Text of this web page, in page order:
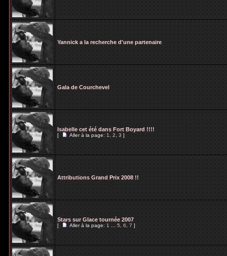
Yannick a la recherche d'une partenaire
Gala de Courchevel
Isabelle cet été dans Fort Boyard !!!!
[ Aller à la page:1,2,3]
Attributions Grand Prix 2008 !!
Stars sur Glace tournée 2007
[ Aller à la page:1...5,6,7]